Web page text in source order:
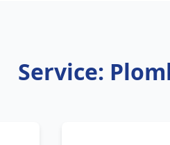
Service: